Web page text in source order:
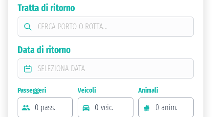
Tratta di ritorno
Data di ritorno
Passeggeri
0 pass.
Veicoli
0 veic.
Animali
0 anim.